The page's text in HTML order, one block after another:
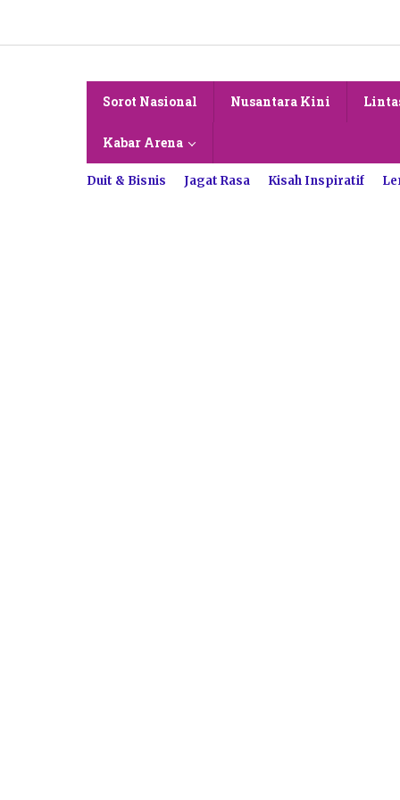
konten
Sorot Nasional Nusantara Kini
Kabar Arena
Duit & Bisnis Jagat Rasa Kisah Inspiratif